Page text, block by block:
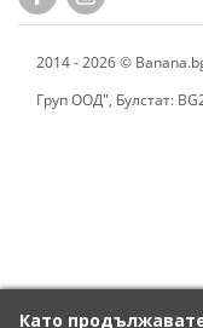
Като
2014 - 2026 ©
Груп ООД", Булстат: